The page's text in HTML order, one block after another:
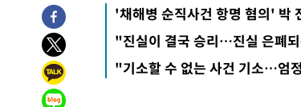
-13546초 전 >
이란, 호르무즈서 "적국 목표물들"과 대치
례 큰 폭발음
-12261초 전 >
[속보]美, 폴리실리콘 수입 규제…파생제품
발효
-10412초 전 >
-8112초 전 >
[속보] 뉴욕증시, 일제 하락 마감…나스닥
-32150초 전 >
'채해병 순직사건 항명 혐의' 박
"진실이 결국 승리…진실 은폐
"기소할 수 없는 사건 기소…엄